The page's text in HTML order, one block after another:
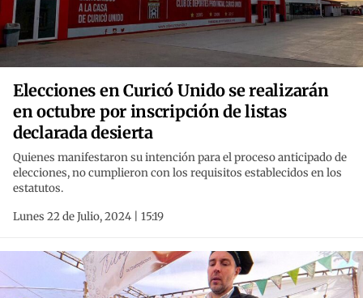
Elecciones en Curicó Unido se realizarán
en octubre por inscripción de listas
declarada desierta
Quienes manifestaron su intención para el proceso anticipado de
elecciones, no cumplieron con los requisitos establecidos en los
estatutos.
Lunes 22 de Julio, 2024 | 15:19